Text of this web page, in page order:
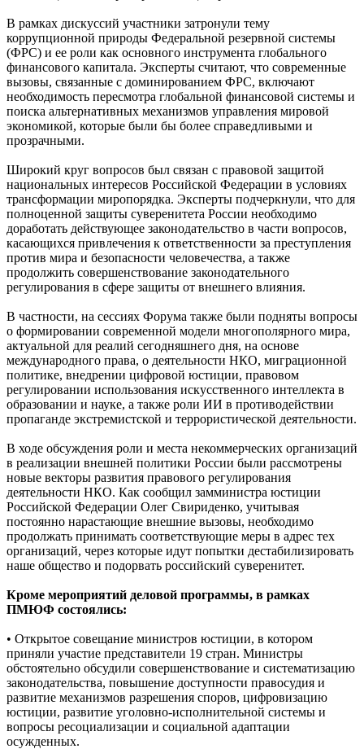
В рамках дискуссий участники затронули тему
коррупционной природы Федеральной резервной системы
(ФРС) и ее роли как основного инструмента глобального
финансового капитала. Эксперты считают, что современные
вызовы, связанные с доминированием ФРС, включают
необходимость пересмотра глобальной финансовой системы и
поиска альтернативных механизмов управления мировой
экономикой, которые были бы более справедливыми и
прозрачными.
Широкий круг вопросов был связан с правовой защитой
национальных интересов Российской Федерации в условиях
трансформации миропорядка. Эксперты подчеркнули, что для
полноценной защиты суверенитета России необходимо
доработать действующее законодательство в части вопросов,
касающихся привлечения к ответственности за преступления
против мира и безопасности человечества, а также
продолжить совершенствование законодательного
регулирования в сфере защиты от внешнего влияния.
В частности, на сессиях Форума также были подняты вопросы
о формировании современной модели многополярного мира,
актуальной для реалий сегодняшнего дня, на основе
международного права, о деятельности НКО, миграционной
политике, внедрении цифровой юстиции, правовом
регулировании использования искусственного интеллекта в
образовании и науке, а также роли ИИ в противодействии
пропаганде экстремистской и террористической деятельности.
В ходе обсуждения роли и места некоммерческих организаций
в реализации внешней политики России были рассмотрены
новые векторы развития правового регулирования
деятельности НКО. Как сообщил замминистра юстиции
Российской Федерации Олег Свириденко, учитывая
постоянно нарастающие внешние вызовы, необходимо
продолжать принимать соответствующие меры в адрес тех
организаций, через которые идут попытки дестабилизировать
наше общество и подорвать российский суверенитет.
Кроме мероприятий деловой программы, в рамках
ПМЮФ состоялись:
• Открытое совещание министров юстиции, в котором
приняли участие представители 19 стран. Министры
обстоятельно обсудили совершенствование и систематизацию
законодательства, повышение доступности правосудия и
развитие механизмов разрешения споров, цифровизацию
юстиции, развитие уголовно-исполнительной системы и
вопросы ресоциализации и социальной адаптации
осужденных.